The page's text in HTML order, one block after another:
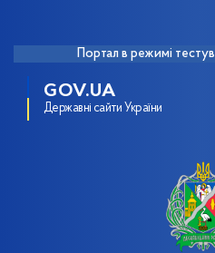
Портал в режимі
GOV.UA
Державні сайти України